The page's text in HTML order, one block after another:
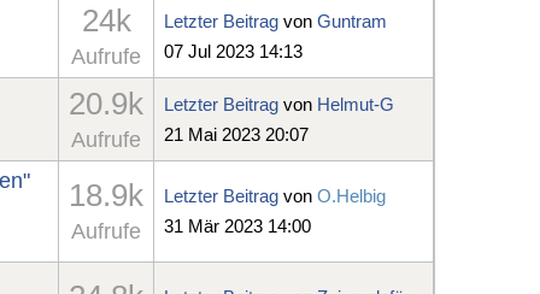
24k
Aufrufe
Letzter Beitrag von Guntram
07 Jul 2023 14:13
20.9k
Aufrufe
Letzter Beitrag von Helmut-G
21 Mai 2023 20:07
18.9k
Aufrufe
Letzter Beitrag von O.Helbig
31 Mär 2023 14:00